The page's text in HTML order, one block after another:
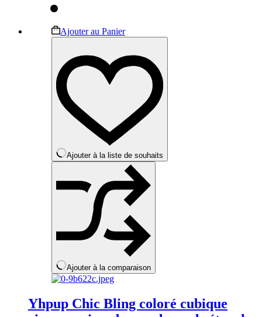
Ajouter au PanierCe
produit
plusieurs
variations.
options
peuvent
être
choisies
sur
page
du
produit
Ajouter à la liste de souhaits
Ajouter à la comparaison
Yhpup Chic Bling coloré cubique